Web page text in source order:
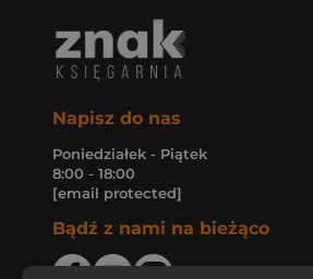
Napisz do nas
Poniedziałek - Piątek
8:00 - 18:00
[email protected]
Bądź z nami na bieżąco